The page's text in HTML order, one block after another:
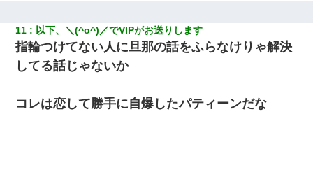
今日夫の実家に泊ったんだけど、朝起きたら股間がなんかモッコ
リしてた
嫁の妹（26歳）がずっとウチに泊まりに来た結果→俺がヤバイｗ
11 以下、＼(^o^)／でVIPがお送りします
指輪つけてない人に旦那の話をふらなけりゃ解決
してる話じゃないか
コレは恋して勝手に自爆したパティーンだな